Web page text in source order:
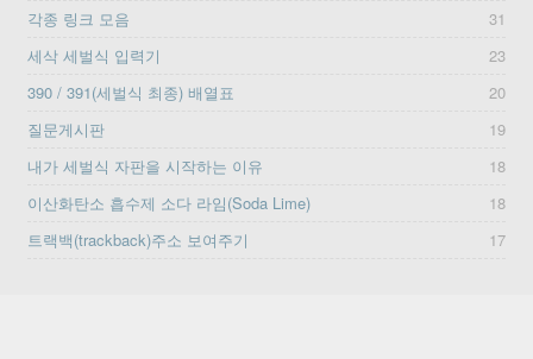
각종 링크 모음
31
세삭 세벌식 입력기
23
390 / 391(세벌식 최종) 배열표
20
질문게시판
19
내가 세벌식 자판을 시작하는 이유
18
이산화탄소 흡수제 소다 라임(Soda Lime)
18
트랙백(trackback)주소 보여주기
17